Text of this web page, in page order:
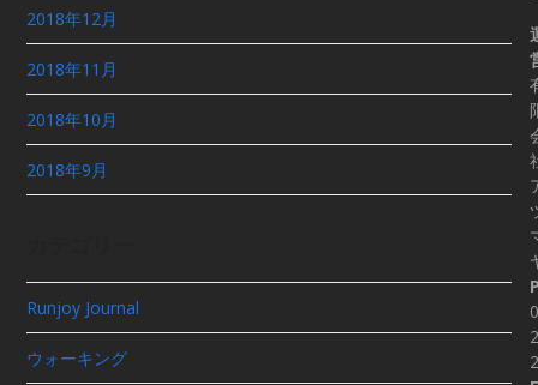
2018年12月
2018年11月
2018年10月
2018年9月
Runjoy Journal
ウォーキング